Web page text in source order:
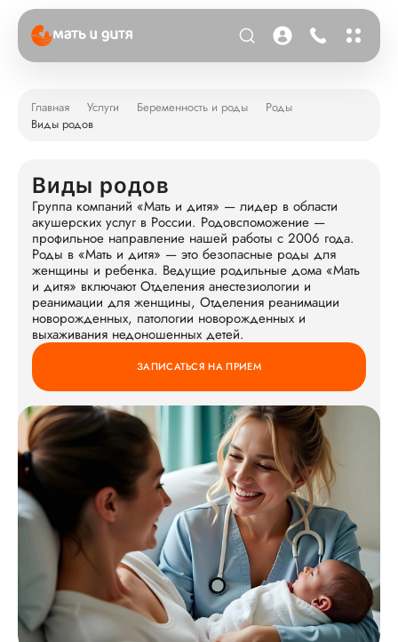
Главная Услуги Беременность и роды
Роды
Виды родов
Виды родов
Группа компаний «Мать и дитя» — лидер в области
акушерских услуг в России. Родовспоможение —
профильное направление нашей работы с 2006 года.
Роды в «Мать и дитя» — это безопасные роды для
женщины и ребенка. Ведущие родильные дома «Мать
и дитя» включают Отделения анестезиологии и
реанимации для женщины, Отделения реанимации
новорожденных, патологии новорожденных и
выхаживания недоношенных детей.
ЗАПИСАТЬСЯ НА ПРИЕМ